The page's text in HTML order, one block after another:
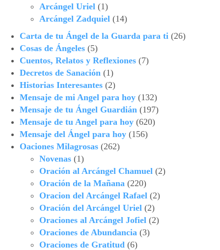
Arcángel Uriel (1)
Arcángel Zadquiel (14)
Carta de tu Ángel de la Guarda para ti (26)
Cosas de Ángeles (5)
Cuentos, Relatos y Reflexiones (7)
Decretos de Sanación (1)
Historias Interesantes (2)
Mensaje de mi Angel para hoy (132)
Mensaje de tu Ángel Guardián (197)
Mensaje de tu Angel para hoy (620)
Mensaje del Ángel para hoy (156)
Oaciones Milagrosas (262)
Novenas (1)
Oración al Arcángel Chamuel (2)
Oración de la Mañana (220)
Oracion del Arcángel Rafael (2)
Oración del Arcángel Uriel (2)
Oraciones al Arcángel Jofiel (2)
Oraciones de Abundancia (3)
Oraciones de Gratitud (6)